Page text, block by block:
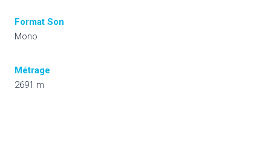
Format Son
Mono
Métrage
2691 m